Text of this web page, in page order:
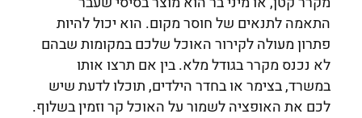
התאמה לתנאים של חוסר מקום. הוא יכול להיות
פתרון מעולה לקירור האוכל שלכם במקומות שבהם
לא נכנס מקרר בגודל מלא. בין אם תרצו אותו
במשרד, בצימר או בחדר הילדים, תוכלו לדעת שיש
לכם את האופציה לשמור על האוכל קר וזמין בשלוף.